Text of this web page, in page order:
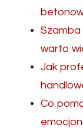
Szamba
warto
Jak
Co